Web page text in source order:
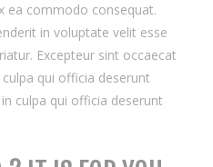
ea commodo consequat.
in voluptate velit esse
Excepteur sint occaecat
qui officia deserunt
culpa qui officia deserunt